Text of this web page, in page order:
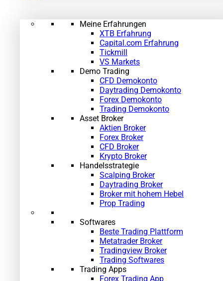
Meine Erfahrungen
XTB Erfahrung
Capital.com Erfahrung
Tickmill
VS Markets
Demo Trading
CFD Demokonto
Daytrading Demokonto
Forex Demokonto
Trading Demokonto
Asset Broker
Aktien Broker
Forex Broker
CFD Broker
Krypto Broker
Handelsstrategie
Scalping Broker
Daytrading Broker
Broker mit hohem Hebel
Prop Trading
Softwares
Beste Trading Plattform
Metatrader Broker
Tradingview Broker
Trading Softwares
Trading Apps
Forex Trading App